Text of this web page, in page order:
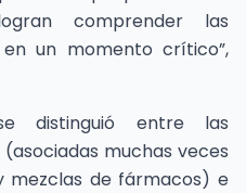
comprender las
un momento crítico”,
distinguió entre las
muchas veces
mezclas de fármacos) e